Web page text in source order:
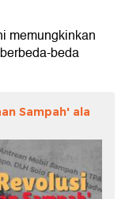
memungkinkan
beda
Sampah' ala